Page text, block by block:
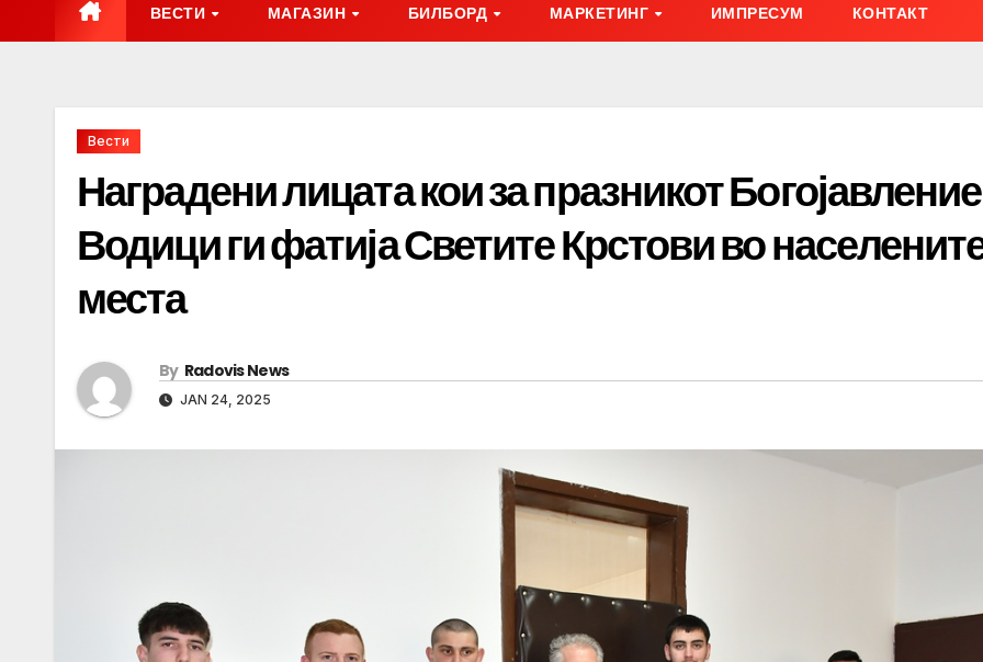
ВЕСТИ МАГАЗИН БИЛБОРД МАРКЕТИНГ ИМПРЕСУМ КОНТАКТ
Вести
Наградени лицата кои за празникот
Водици ги фатија Светите Крстови во
места
By Radovis News
JAN 24, 2025